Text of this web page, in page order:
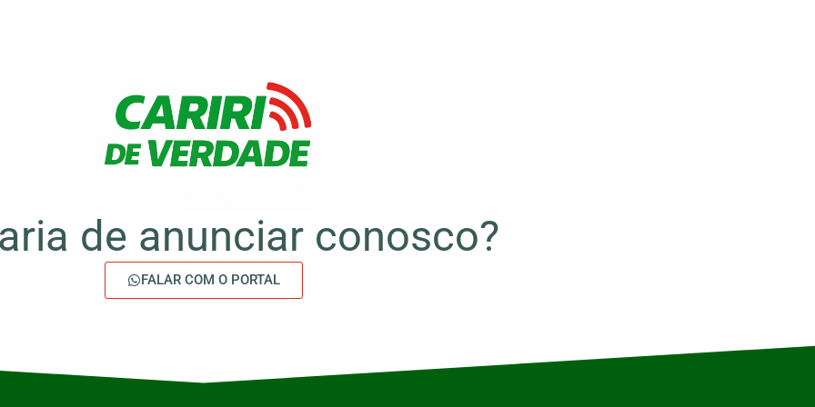
de anunciar conosco?
FALAR COM O PORTAL